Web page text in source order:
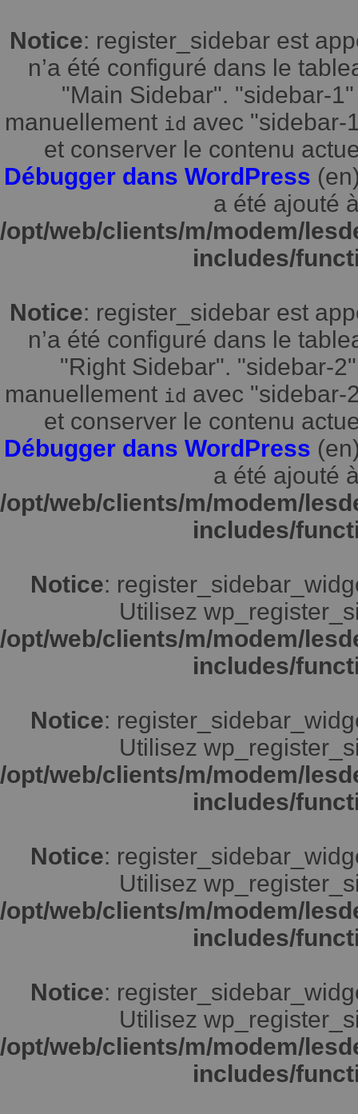
Notice: register_sidebar est
n’a été configuré dans le
"Main Sidebar". "sidebar-
manuellement id avec "sidebar-
et conserver le contenu
Débugger dans WordPress
a été ajouté
/opt/web/clients/m/modem/
includes/
Notice: register_sidebar est
n’a été configuré dans le
"Right Sidebar". "sidebar-
manuellement id avec "sidebar-
et conserver le contenu
Débugger dans WordPress
a été ajouté
/opt/web/clients/m/modem/
includes/
Notice:
Utilisez
/opt/web/clients/m/modem/
includes/
Notice:
Utilisez
/opt/web/clients/m/modem/
includes/
Notice:
Utilisez
/opt/web/clients/m/modem/
includes/
Notice:
Utilisez
/opt/web/clients/m/modem/
includes/